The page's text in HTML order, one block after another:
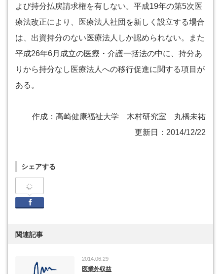
よび持分払戻請求権を有しない。平成19年の第5次医
療法改正により、医療法人社団を新しく設立する場合
は、出資持分のない医療法人しか認められない。また
平成26年6月成立の医療・介護一括法の中に、持分あ
りから持分なし医療法人への移行促進に関する項目が
ある。
作成：高崎健康福祉大学 木村研究室 丸橋未祐
更新日：2014/12/22
シェアする
関連記事
2014.06.29
医業外収益